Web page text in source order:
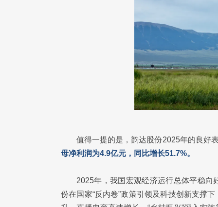
值得一提的是，韵达股份2025年的良好
母净利润为4.9亿元，同比增长51.7%。
2025年，我国宏观经济运行总体平稳
份在国家“反内卷”政策引领及科技创新支撑